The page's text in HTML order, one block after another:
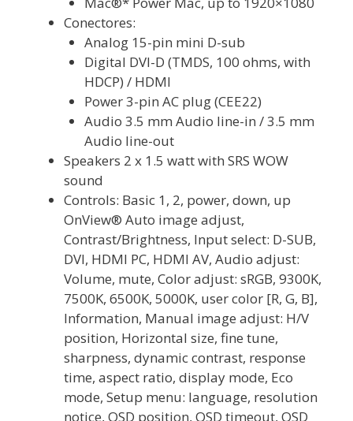
Conectores:
Analog 15-pin mini D-sub
Digital DVI-D (TMDS, 100 ohms, with
HDCP) / HDMI
Power 3-pin AC plug (CEE22)
Audio 3.5 mm Audio line-in / 3.5 mm
Audio line-out
Speakers 2 x 1.5 watt with SRS WOW
sound
Controls: Basic 1, 2, power, down, up
OnView® Auto image adjust,
Contrast/Brightness, Input select: D-SUB,
DVI, HDMI PC, HDMI AV, Audio adjust:
Volume, mute, Color adjust: sRGB, 9300K,
7500K, 6500K, 5000K, user color [R, G, B],
Information, Manual image adjust: H/V
position, Horizontal size, fine tune,
sharpness, dynamic contrast, response
time, aspect ratio, display mode, Eco
mode, Setup menu: language, resolution
notice, OSD position, OSD timeout, OSD